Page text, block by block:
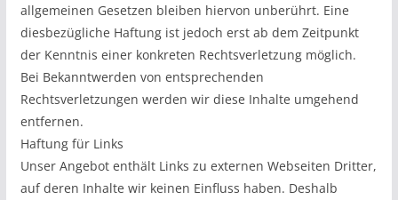
allgemeinen Gesetzen bleiben hiervon unberührt. Eine
diesbezügliche Haftung ist jedoch erst ab dem Zeitpunkt
der Kenntnis einer konkreten Rechtsverletzung möglich.
Bei Bekanntwerden von entsprechenden
Rechtsverletzungen werden wir diese Inhalte umgehend
entfernen.
Haftung für Links
Unser Angebot enthält Links zu externen Webseiten Dritter,
auf deren Inhalte wir keinen Einfluss haben. Deshalb